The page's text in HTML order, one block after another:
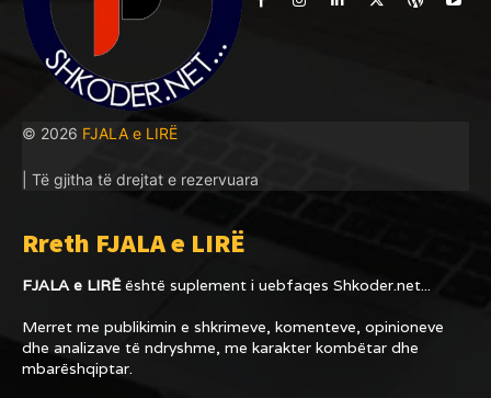
© 2026 FJALA e LIRË
| Të gjitha të drejtat e rezervuara
Rreth FJALA e LIRË
FJALA e LIRËështë suplement i uebfaqes Shkoder.net...
Merret me publikimin e shkrimeve, komenteve, opinioneve
dhe analizave të ndryshme, me karakter kombëtar dhe
mbarëshqiptar.